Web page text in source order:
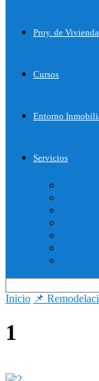
Proy. de
Cursos
Entorno
Servicios
Inicio 📌
1